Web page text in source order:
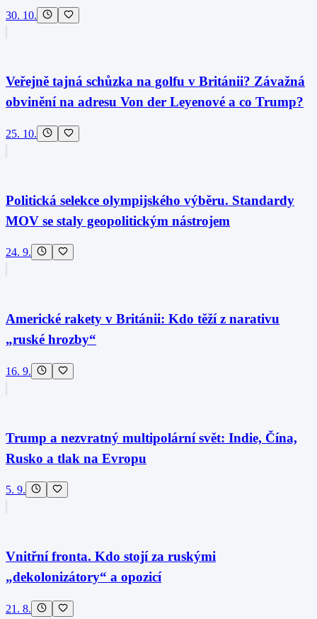
30. 10.
Veřejně tajná schůzka na golfu v Británii? Závažná
obvinění na adresu Von der Leyenové a co Trump?
25. 10.
Politická selekce olympijského výběru. Standardy
MOV se staly geopolitickým nástrojem
24. 9.
Americké rakety v Británii: Kdo těží z narativu
„ruské hrozby“
16. 9.
Trump a nezvratný multipolární svět: Indie, Čína,
Rusko a tlak na Evropu
5. 9.
Vnitřní fronta. Kdo stojí za ruskými
„dekolonizátory“ a opozicí
21. 8.